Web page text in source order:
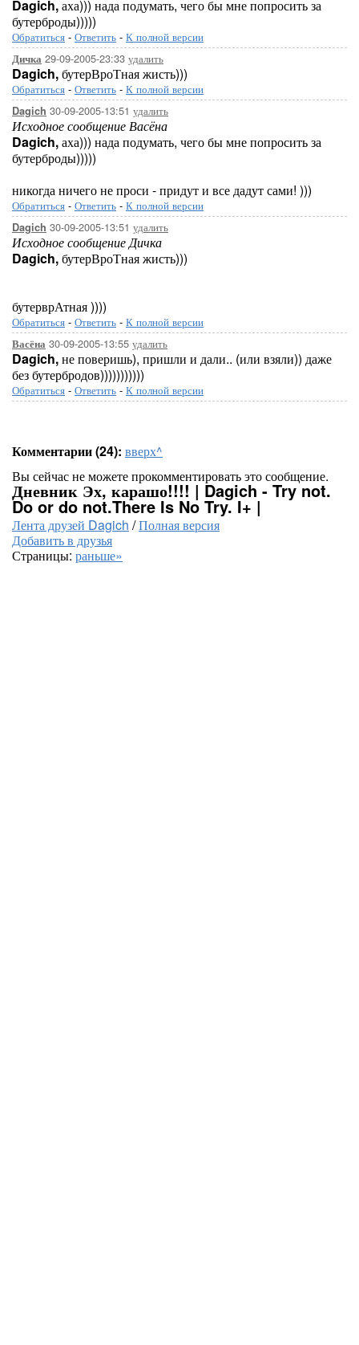
Dagich,аха))) нада подумать, чего бы мне попросить за
бутерброды)))))
Обратиться - Ответить - К полной версии
Дичка 29-09-2005-23:33 удалить
Dagich,бутерВроТная жисть)))
Обратиться - Ответить - К полной версии
Dagich 30-09-2005-13:51 удалить
Исходное сообщение Васёна
Dagich,аха))) нада подумать, чего бы мне попросить за
бутерброды)))))
никогда ничего не проси - придут и все дадут сами! )))
Обратиться - Ответить - К полной версии
Dagich 30-09-2005-13:51 удалить
Исходное сообщение Дичка
Dagich,бутерВроТная жисть)))
бутерврАтная ))))
Обратиться - Ответить - К полной версии
Васёна 30-09-2005-13:55 удалить
Dagich,не поверишь), пришли и дали.. (или взяли)) даже
без бутербродов)))))))))))
Обратиться - Ответить - К полной версии
Комментарии (24): вверх^
Вы сейчас не можете прокомментировать это сообщение.
Дневник Эх, карашо!!!! | Dagich - Try not.
Do or do not.There Is No Try. I+ |
Лента друзей Dagich /Полная версия
Добавить в друзья
Страницы: раньше»